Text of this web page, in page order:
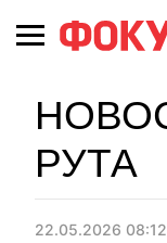
РУТА
22.05.2026 08:12